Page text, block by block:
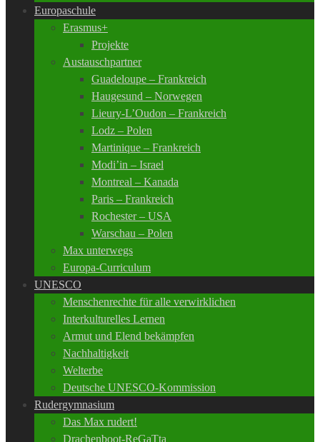
Europaschule
Erasmus+
Projekte
Austauschpartner
Guadeloupe – Frankreich
Haugesund – Norwegen
Lieury-L’Oudon – Frankreich
Lodz – Polen
Martinique – Frankreich
Modi’in – Israel
Montreal – Kanada
Paris – Frankreich
Rochester – USA
Warschau – Polen
Max unterwegs
Europa-Curriculum
UNESCO
Menschenrechte für alle verwirklichen
Interkulturelles Lernen
Armut und Elend bekämpfen
Nachhaltigkeit
Welterbe
Deutsche UNESCO-Kommission
Rudergymnasium
Das Max rudert!
Drachenboot-ReGaTta